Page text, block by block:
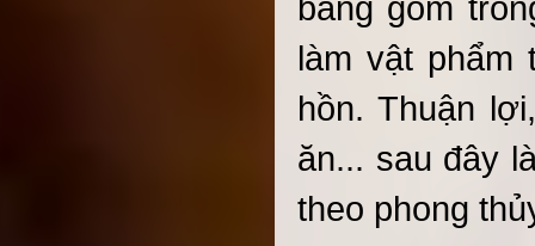
bằng gốm
làm vật
hồn. Thuận
ăn... sau đây
theo phong